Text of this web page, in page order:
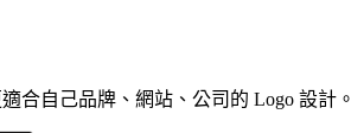
合自己品牌、網站、公司的 Logo 設計。